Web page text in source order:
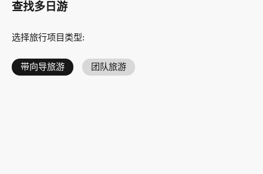
查找多日游
选择旅行项目类型:
带向导旅游 团队旅游